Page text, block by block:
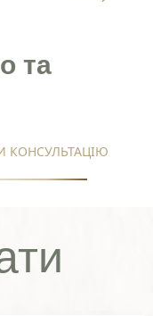
та
КОНСУЛЬТАЦІЮ